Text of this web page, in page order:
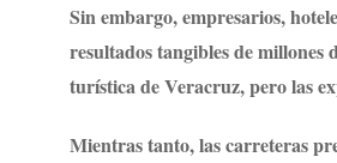
Sin embargo, empresarios,
resultados tangibles de millones
turística de Veracruz, pero las
Mientras tanto, las carreteras